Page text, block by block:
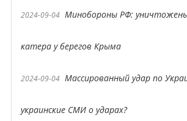
2024-09-04 Минобороны РФ:
катера у берегов Крыма
2024-09-04 Массированный удар по
украинские СМИ о ударах?